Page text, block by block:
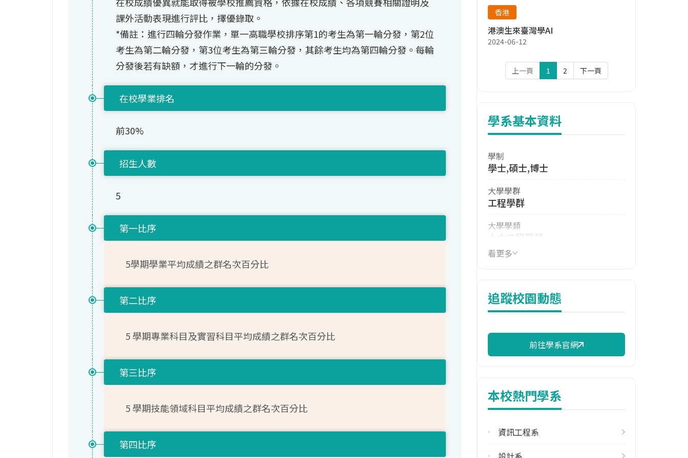
課外活動表現進行評比，擇優錄取。
*備註：進行四輪分發作業，單一高職學校排序第1的考生為第一輪分發，第2位
考生為第二輪分發，第3位考生為第三輪分發，其餘考生均為第四輪分發。每輪
分發後若有缺額，才進行下一輪的分發。
在校學業排名
前30%
招生人數
5
第一比序
5學期學業平均成績之群名次百分比
第二比序
5 學期專業科目及實習科目平均成績之群名次百分比
第三比序
5 學期技能領域科目平均成績之群名次百分比
第四比序
香港
港澳生來臺灣學AI
2024-06-12
上一頁 1 2 下一頁
學系基本資料
學制
學士,碩士,博士
大學學群
工程學群
大學學類
土木工程學類
技職群類
114年學費
17,320 元/學期
114年雜費
11,070 元/學期
校際選課人數
113學年度上學期
21
看更多
追蹤校園動態
前往學系官網
本校熱門學系
資訊工程系